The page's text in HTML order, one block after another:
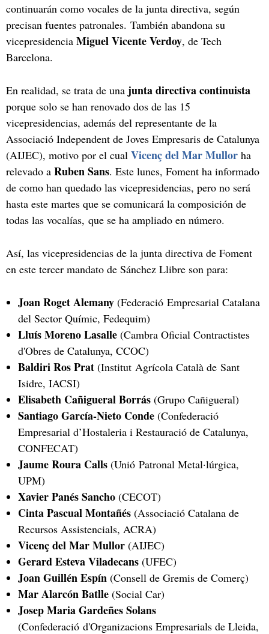
continuarán como vocales de la junta directiva, según
precisan fuentes patronales. También abandona su
vicepresidencia Miguel Vicente Verdoy, de Tech
Barcelona.
En realidad, se trata de una junta directiva continuista
porque solo se han renovado dos de las 15
vicepresidencias, además del representante de la
Associació Independent de Joves Empresaris de Catalunya
(AIJEC), motivo por el cual Vicenç del Mar Mullor ha
relevado a Ruben Sans. Este lunes, Foment ha informado
de como han quedado las vicepresidencias, pero no será
hasta este martes que se comunicará la composición de
todas las vocalías, que se ha ampliado en número.
Así, las vicepresidencias de la junta directiva de Foment
en este tercer mandato de Sánchez Llibre son para:
Joan Roget Alemany (Federació Empresarial Catalana
del Sector Químic, Fedequim)
Lluís Moreno Lasalle (Cambra Oficial Contractistes
d'Obres de Catalunya, CCOC)
Baldiri Ros Prat (Institut Agrícola Català de Sant
Isidre, IACSI)
Elisabeth Cañigueral Borrás (Grupo Cañigueral)
Santiago García-Nieto Conde (Confederació
Empresarial d’Hostaleria i Restauració de Catalunya,
CONFECAT)
Jaume Roura Calls (Unió Patronal Metal·lúrgica,
UPM)
Xavier Panés Sancho (CECOT)
Cinta Pascual Montañés (Associació Catalana de
Recursos Assistencials, ACRA)
Vicenç del Mar Mullor (AIJEC)
Gerard Esteva Viladecans (UFEC)
Joan Guillén Espín (Consell de Gremis de Comerç)
Mar Alarcón Batlle (Social Car)
Josep Maria Gardeñes Solans
(Confederació d'Organizacions Empresarials de Lleida,